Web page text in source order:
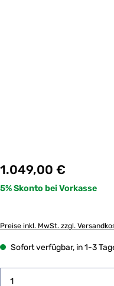
Regulärer Preis:
1.049,00 €
Preise inkl. MwSt. zzgl.
Sofort verfügbar, in 1-3
Produkt Anzahl: Gib